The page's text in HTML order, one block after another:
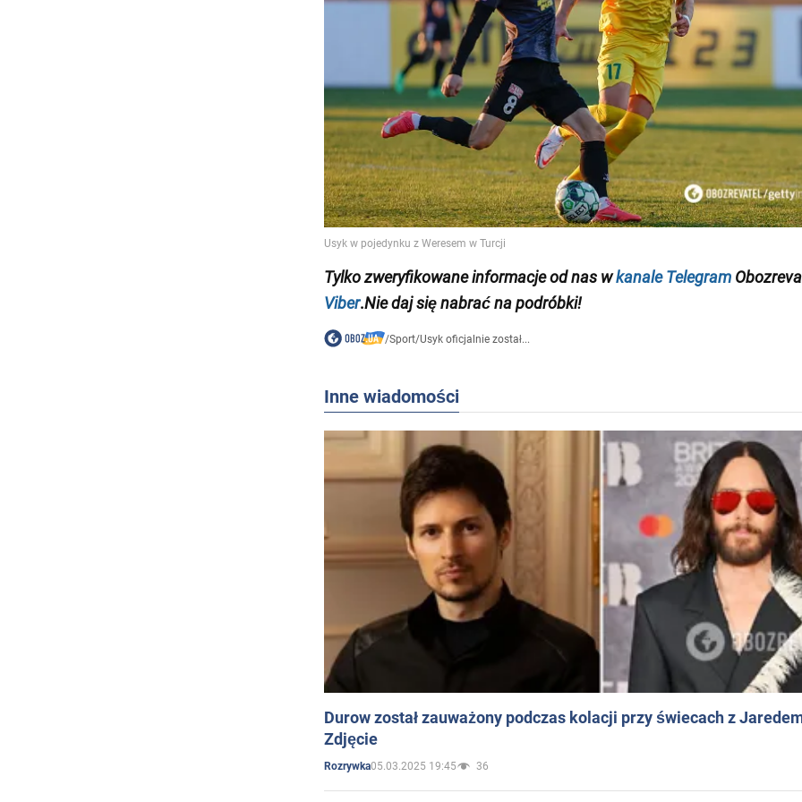
Tylkozweryfikowane informacje od nas wkanale Telegram
Viber.Nie daj się nabrać na podróbki!
/Sport/Usyk oficjalnie został...
Inne wiadomości
Durow został zauważony podczas kolacji przy świecach z
Zdjęcie
Rozrywka05.03.2025 19:45 36